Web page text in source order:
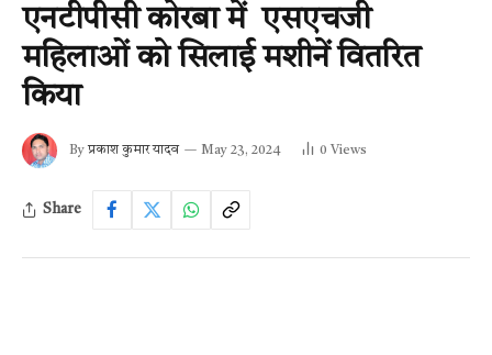
एनटीपीसी कोरबा में एसएचजी
महिलाओं को सिलाई मशीनें वितरित
किया
By प्रकाश कुमार यादव May 23, 2024 0 Views
Share